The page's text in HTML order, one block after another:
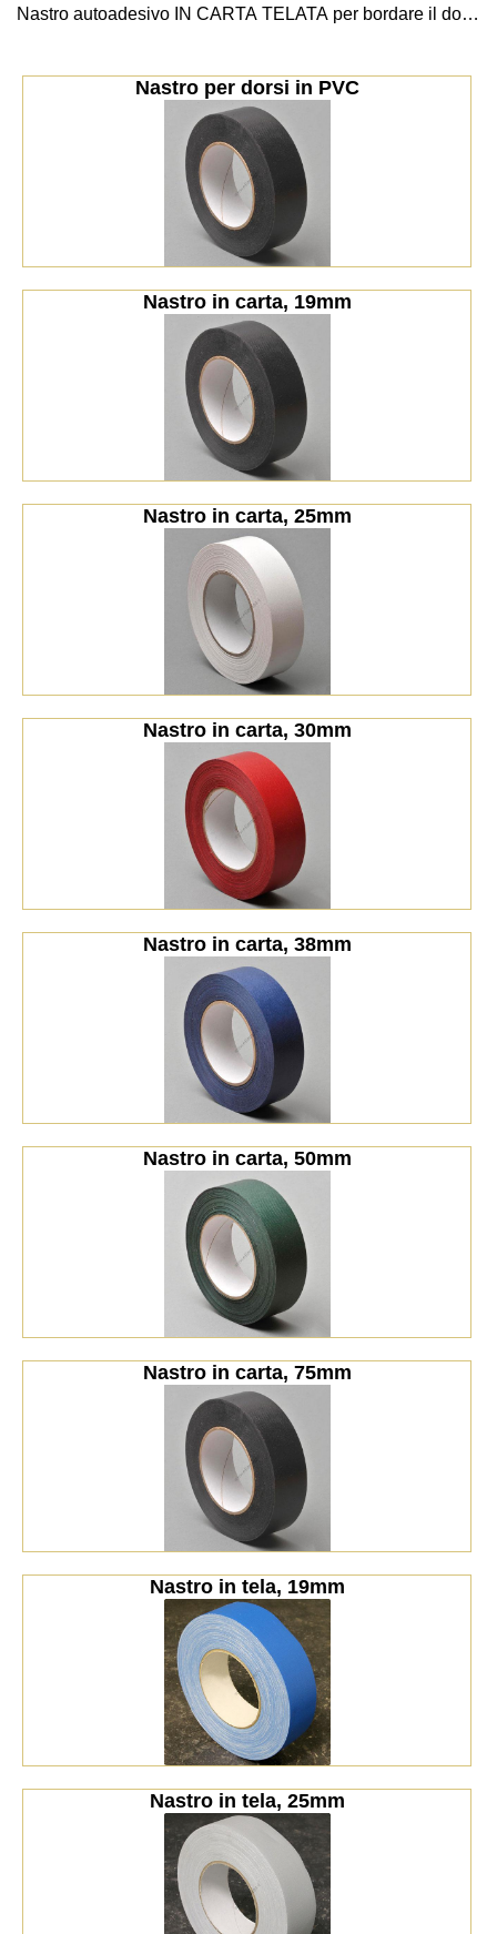
Nastro autoadesivo IN CARTA TELATA per bordare il dorso, lunghezza: 32cm, altezza: 75mm
Nastro per dorsi in PVC
Nastro in carta, 19mm
Nastro in carta, 25mm
Nastro in carta, 30mm
Nastro in carta, 38mm
Nastro in carta, 50mm
Nastro in carta, 75mm
Nastro in tela, 19mm
Nastro in tela, 25mm